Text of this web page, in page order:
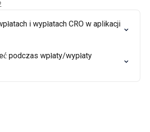
i wypłatach CRO w aplikacji
podczas wpłaty/wypłaty